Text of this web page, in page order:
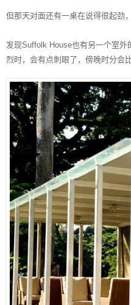
但那天对面还有一桌在说得很起劲
发现Suffolk House也有另一个室外
烈时，会有点刺眼了，傍晚时分会